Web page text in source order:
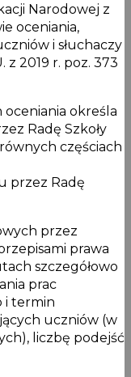
Narodowej z
oceniania,
i słuchaczy
z 2019 r. poz. 373
oceniania określa
Radę Szkoły
równych częściach
przez Radę
przez
prawa
szczegółowo
prac
i termin
uczniów (w
liczbę podejść